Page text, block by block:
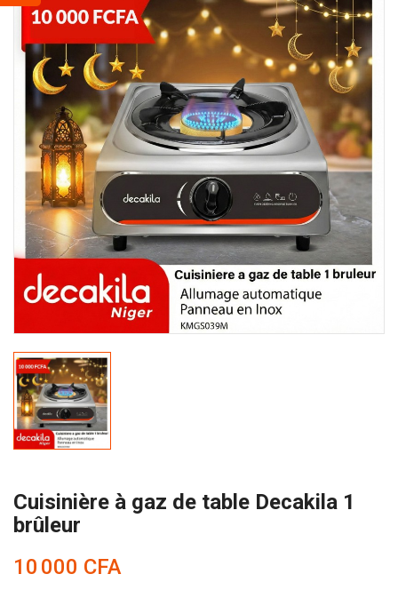
Cuisinière à gaz de table Decakila 1
brûleur
10 000 CFA